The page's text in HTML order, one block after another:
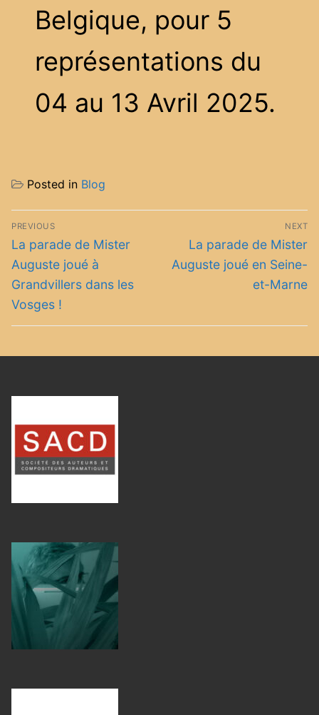
Belgique, pour 5
représentations du
04 au 13 Avril 2025.
Posted in Blog
Navigation
de
l’article
PREVIOUS
Previous
post:
La parade de Mister
Auguste joué à
Grandvillers dans les
Vosges !
NEXT
Next
post:
La parade de Mister
Auguste joué en Seine-
et-Marne